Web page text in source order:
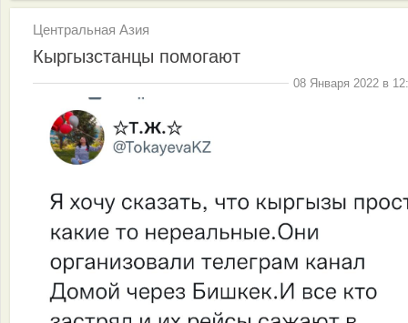
Центральная Азия
Кыргызстанцы помогают
08 Января 2022 в